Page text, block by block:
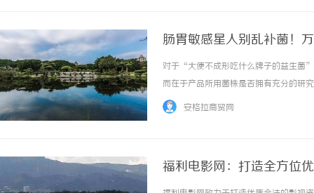
肠胃敏感星人别乱补菌！
疫，菌株来源全公开
对于“大便不成形吃什么牌子的益生菌
而在于产品所用菌株是否拥有充分的研
外研究结果的品牌，以此作为判断依
安格拉商贸网
福利电影网：打造全方位